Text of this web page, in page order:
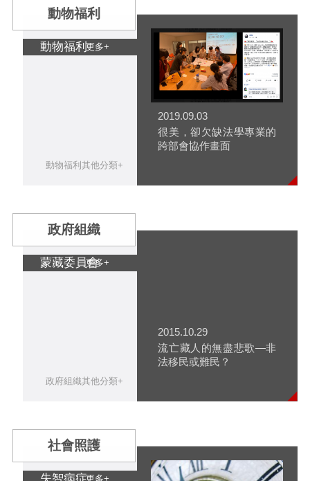
動物福利
動物福利更多+
動物福利其他分類+
2019.09.03
很美，卻欠缺法學專業的
跨部會協作畫面
政府組織
蒙藏委員會
更多+
政府組織其他分類+
2015.10.29
流亡藏人的無盡悲歌—非
法移民或難民？
社會照護
更多+